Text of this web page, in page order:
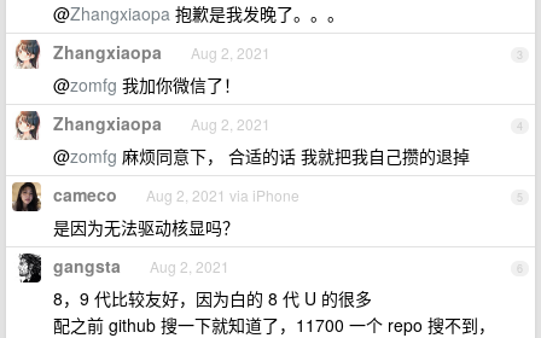
@Zhangxiaopa 抱歉是我发晚了。。。
3
Zhangxiaopa Aug 2, 2021
@zomfg 我加你微信了！
4
Zhangxiaopa Aug 2, 2021
@zomfg 麻烦同意下， 合适的话 我就把我自己攒的退掉
5
cameco Aug 2, 2021 via iPhone
是因为无法驱动核显吗？
6
gangsta Aug 2, 2021
8，9 代比较友好，因为白的 8 代 U 的很多
配之前 github 搜一下就知道了，11700 一个 repo 搜不到，